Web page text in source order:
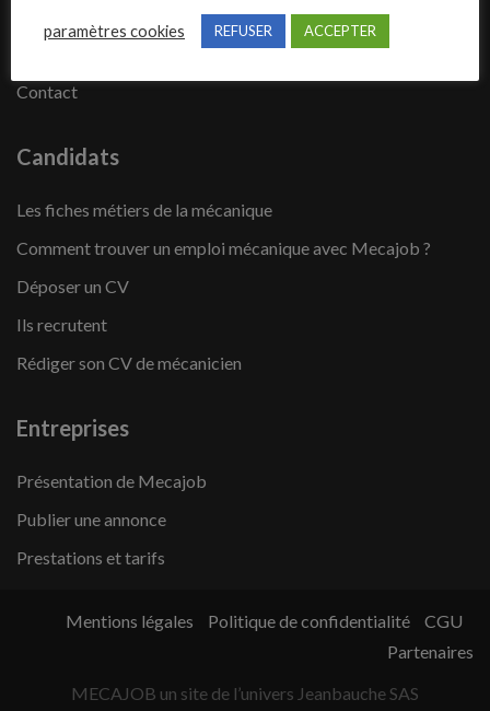
Contact
Candidats
Les fiches métiers de la mécanique
Comment trouver un emploi mécanique avec Mecajob ?
Déposer un CV
Ils recrutent
Rédiger son CV de mécanicien
Entreprises
Présentation de Mecajob
Publier une annonce
Prestations et tarifs
MECAJOB un site de l’univers Jeanbauche SAS
Mentions légales Politique de confidentialité
CGU
Partenaires
paramètres cookies REFUSER ACCEPTER